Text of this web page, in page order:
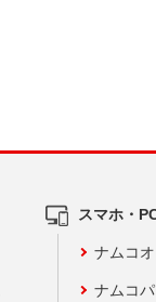
スマホ・
ナムコ
ナムコ